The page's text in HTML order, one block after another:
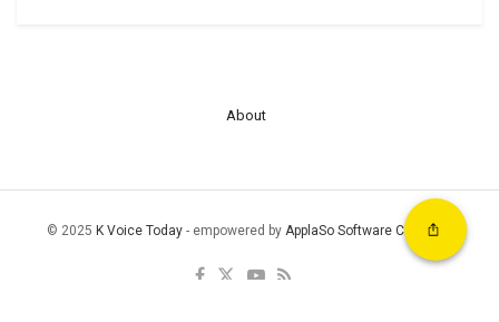
About
© 2025 K Voice Today- empowered by ApplaSo Software Company